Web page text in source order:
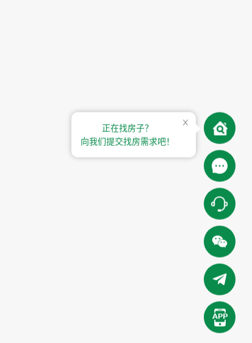
正在找房子？
向我们提交找房需求吧！